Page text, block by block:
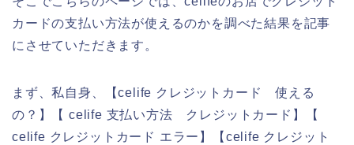
カードの支払い方法が使えるのかを調べた結果を記事
にさせていただきます。
まず、私自身、【celife クレジットカード 使える
の？】【 celife 支払い方法 クレジットカード】【
celife クレジットカード エラー】【celife クレジット